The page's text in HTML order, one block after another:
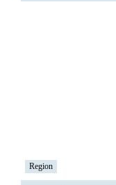
Region